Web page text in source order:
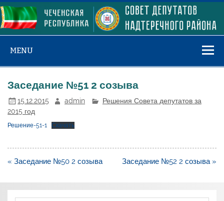
Skip
to
content
MENU
Заседание №51 2 созыва
15.12.2015 admin
Решения Совета депутатов за
2015 год
Решение-51-1 Скачать
Навигация
записям
« Заседание №50 2 созыва Заседание №52 2 созыва »